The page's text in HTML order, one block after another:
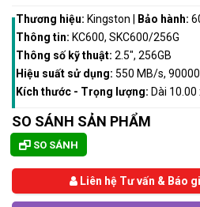
Thương hiệu: Kingston Bảo hành:
Thông tin: KC600, SKC600/256G
Thông số kỹ thuật: 2.5", 256GB
Hiệu suất sử dụng: 550 MB/s, 90000
Kích thước - Trọng lượng: Dài
SO SÁNH SẢN PHẨM
SO SÁNH
Liên hệ Tư vấn & Báo